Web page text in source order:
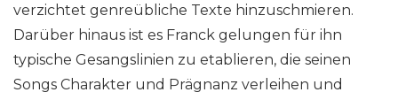
verzichtet genreübliche Texte hinzuschmieren.
Darüber hinaus ist es Franck gelungen für ihn
typische Gesangslinien zu etablieren, die seinen
Songs Charakter und Prägnanz verleihen und